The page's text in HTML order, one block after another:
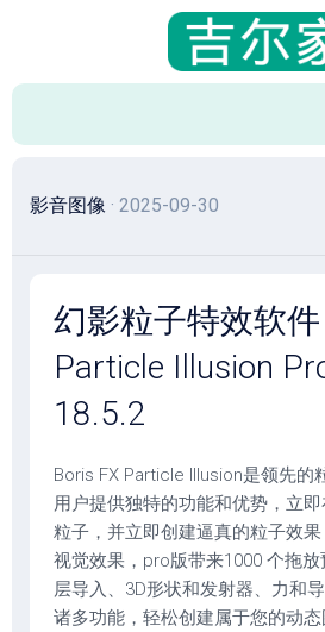
容
影音图像 · 2025-09-30
幻影粒子特效软
Particle Illusion
18.5.2
Boris FX Particle Illusion是领先的
用户提供独特的功能和优势，立
粒子，并立即创建逼真的粒子效
视觉效果，pro版带来1000 个拖
层导入、3D形状和发射器、力和
诸多功能，轻松创建属于您的动